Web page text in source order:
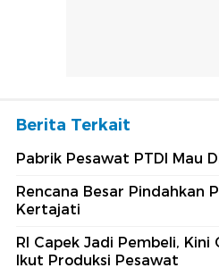
Berita Terkait
Pabrik Pesawat PTDI Mau
Rencana Besar Pindahkan
Kertajati
RI Capek Jadi Pembeli, Kini
Ikut Produksi Pesawat